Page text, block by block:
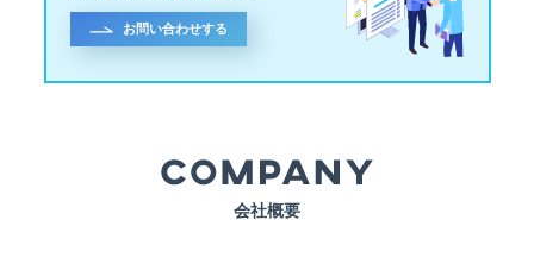
お問い合わせする
会社概要